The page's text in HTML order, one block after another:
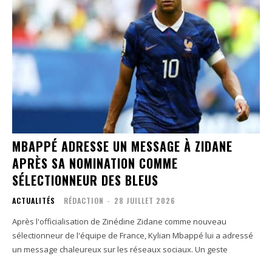
MBAPPÉ ADRESSE UN MESSAGE À ZIDANE
APRÈS SA NOMINATION COMME
SÉLECTIONNEUR DES BLEUS
ACTUALITÉS RÉDACTION - 28 JUILLET 2026
Après l'officialisation de Zinédine Zidane comme nouveau
sélectionneur de l'équipe de France, Kylian Mbappé lui a adressé
un message chaleureux sur les réseaux sociaux. Un geste